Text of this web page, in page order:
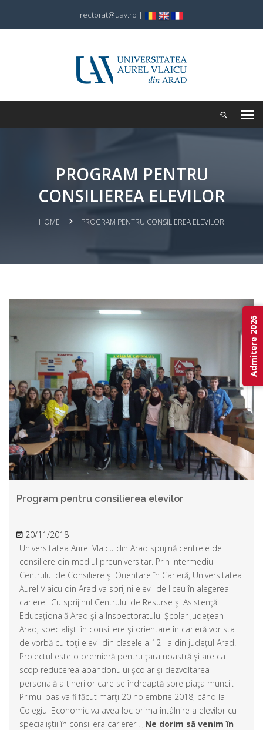
rectorat@uav.ro |
PROGRAM PENTRU
CONSILIEREA ELEVILOR
HOME PROGRAM PENTRU CONSILIEREA ELEVILOR
Program pentru consilierea elevilor
20/11/2018
Universitatea Aurel Vlaicu din Arad sprijină centrele de
consiliere din mediul preuniversitar. Prin intermediul
Centrului de Consiliere şi Orientare în Carieră, Universitatea
Aurel Vlaicu din Arad va sprijini elevii de liceu în alegerea
carierei. Cu sprijinul Centrului de Resurse şi Asistenţă
Educaţională Arad şi a Inspectoratului Şcolar Judeţean
Arad, specialişti în consiliere şi orientare în carieră vor sta
de vorbă cu toţi elevii din clasele a 12 –a din judeţul Arad.
Proiectul este o premieră pentru ţara noastră şi are ca
scop reducerea abandonului şcolar şi dezvoltarea
personală a tinerilor care se îndreaptă spre piaţa muncii.
Primul pas va fi făcut marţi 20 noiembrie 2018, când la
Colegiul Economic va avea loc prima întâlnire a elevilor cu
specialiştii în consiliera cariereri. „Ne dorim să venim în
Admitere 2026